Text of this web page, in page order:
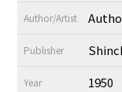
Author/Artist
Publisher
Year 1950